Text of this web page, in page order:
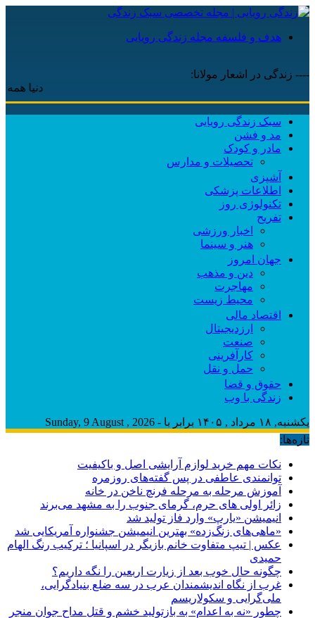
هدف و فلسفه مجله زندگی رویایی
---- زندگی در اشعار مولانا:
دنیا همه هیچ
سبک زندگی رویایی
مد و فشن
مادر و کودک
تحصیلات و مدارس
آشپزی
اطلاعات پزشکی
تکنولوژی روز
تفریح
اخبار ورزشی
هنر و سینما
جهان امروز
دین و مذهب
مهاجرت
محیط زیست
اقتصاد مالی
ارزدیجیتال
صنعت
کارآفرینی
حمل و نقل
حقوق و قضا
زندگی با وب
یکشنبه, ۱۸ مرداد , ۱۴۰۵ برابر با - Sunday, 9 August , 2026
تازه‌ها:
نکات مهم خرید لوازم آرایشی اصل و باکیفیت
توانمندی عاطفی در پس گفته‌های روزمره
آموزش مرحله به مرحله فرنچ ناخن در خانه
زائر اولی های حرم، گرمای جنوب را به مشهد می‌برند
انیمیشن «یارپ» وارد فاز تولید شد
«ماهی‌های زنگ‌زده» بهترین انیمیشن جشنواره آمریکایی شد
عکس | تیپ متفاوت خانم بازیگر در اسپانیا ؛ ترکیب رنگ الهام
حمیدی
چگونه حال خوب بعد از زیارت اربعین را نگه داریم؟
غرب از نگاه اندیشمندان عرب در سه ضلع بنیادگرایی،
ملی‌گرایی و سکولاریسم
چطور «نه به اعدام» به بازتولید خشم و قتل مداح جوان منجر